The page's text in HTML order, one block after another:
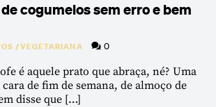
cogumelos sem erro e bem
/VEGETARIANA 0
é aquele prato que abraça, né? Uma
de fim de semana, de almoço de
disse que […]